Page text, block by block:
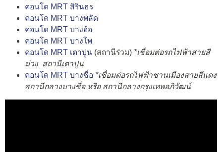
คอนโด MRT สิรินธร
คอนโด MRT บางพลัด
คอนโด MRT บางอ้อ
คอนโด MRT บางโพ
คอนโด MRT เตาปูน (สถานีร่วม) *เชื่อมต่อรถไฟฟ้าสายสี
ม่วง สถานีเตาปูน
คอนโด MRT บางซื่อ *เชื่อมต่อรถไฟฟ้าชานเมืองสายสีแดง
สถานีกลางบางซื่อ หรือ สถานีกลางกรุงเทพอภิวัฒน์